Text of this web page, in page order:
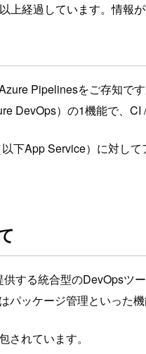
上経過しています。情報
Pipelinesをご存知です
DevOps）の1機能で、CI
下App Service）に対し
供する統合型のDevOpsツ
パッケージ管理といった
されています。